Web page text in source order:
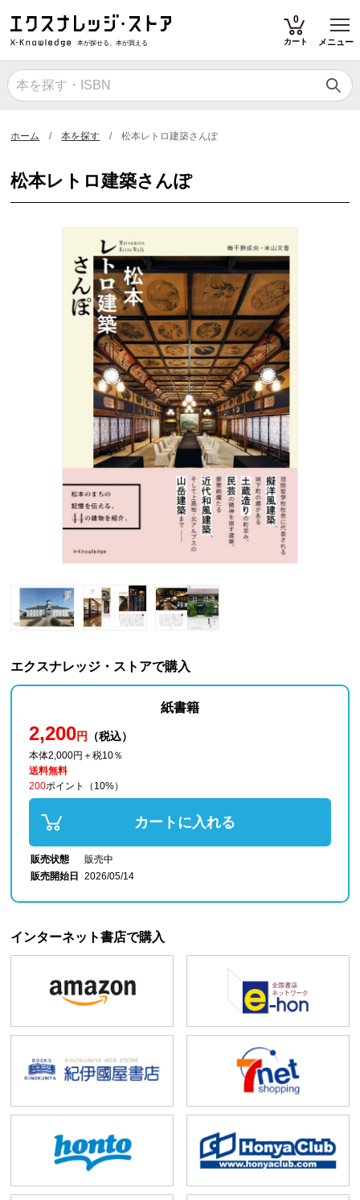
本が探せる、本が買える
0
カート メニュー
ホーム 本を探す 松本レトロ建築さんぽ
松本レトロ建築さんぽ
エクスナレッジ・ストアで購入
紙書籍
2,200円 （税込）
本体2,000円＋税10％
送料無料
200ポイント （10%）
カートに入れる
販売状態
販売中
販売開始日
2026/05/14
インターネット書店で購入